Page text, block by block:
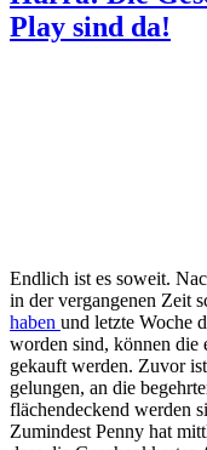
Play sind da!
Endlich ist es soweit.
in der vergangenen Zeit
haben und letzte Woche
worden sind, können die
gekauft werden. Zuvor
gelungen, an die
flächendeckend werden
Zumindest Penny hat